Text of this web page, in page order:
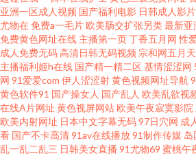
青青草影院福利专区 在线草a 91香蕉碰 国产精
厂在线视频 超碰ad 久久精品一级毛 五月天性爱
Av 九草资源 四虎AV电影 91激情电影在线观看 成
6页 91黑丝在线 大香蕉伊人网11 九一精品网站
亚洲一区成人视频 国产福利电影 日韩成人影片
尤物在免费a一毛片欧美肠交扩张另类最新亚
免费黄色网址在线 主播第一页丁香五月网 性
成人免费无码高清日韩无码视频 宗和网五月天
主播福利姬h在线 国产精一精二区基情涩涩网
网 91爱爱com 伊人涩涩射黄色视频网址导航
黄色软件91 国产操女人 国产乱人 欧美乱欲视
在线A片网址 黄色视屏网站欧美午夜寂寞影院
欧美内射网址 日本中文字幕无码97日穴网 成
看 国产不卡高清91av在线播放91制作传媒 岛
乱一乱二乱三 日韩美女直播 91尤物69 蜜桃午